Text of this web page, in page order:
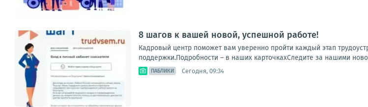
8 шагов к вашей новой, успешной работе!
Кадровый центр поможет вам уверенно пройти каждый этап
поддержки.Подробности – в наших карточкахСледите за нашими
ПАБЛИКИ Сегодня, 09:34